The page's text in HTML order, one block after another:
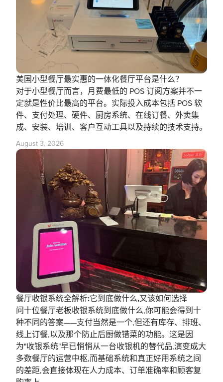
美国小型餐厅最实惠的一体化餐厅平台是什么？
对于小型餐厅而言，月费最低的 POS 订阅方案并不一
定就是性价比最高的平台。实际投入成本包括 POS 软
件、支付处理、硬件、厨房系统、在线订餐、外卖集
成、安装、培训、客户互动工具以及持续的技术支持。
August 3, 2026
餐厅收银系统全解析:它到底做什么,又该如何选择
问十位餐厅老板收银系统到底做什么,你可能会得到十
种不同的答案——支付当然是一个,但还有库存、排班、
线上订餐,以及那个防止后厨做错菜的功能。这是因
为"收银系统"早已悄悄从一台收银机的替代品,演变成大
多数餐厅的运营中枢,而基础系统和真正好用系统之间
的差距,会直接体现在人力成本、订单准确率和顾客复